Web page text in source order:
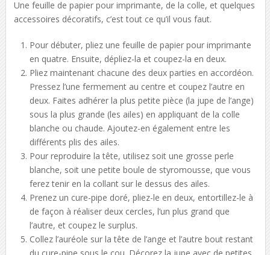
Une feuille de papier pour imprimante, de la colle, et quelques
accessoires décoratifs, c’est tout ce qu’il vous faut.
Pour débuter, pliez une feuille de papier pour imprimante
en quatre. Ensuite, dépliez-la et coupez-la en deux.
Pliez maintenant chacune des deux parties en accordéon.
Pressez l’une fermement au centre et coupez l’autre en
deux. Faites adhérer la plus petite pièce (la jupe de l’ange)
sous la plus grande (les ailes) en appliquant de la colle
blanche ou chaude. Ajoutez-en également entre les
différents plis des ailes.
Pour reproduire la tête, utilisez soit une grosse perle
blanche, soit une petite boule de styromousse, que vous
ferez tenir en la collant sur le dessus des ailes.
Prenez un cure-pipe doré, pliez-le en deux, entortillez-le à
de façon à réaliser deux cercles, l’un plus grand que
l’autre, et coupez le surplus.
Collez l’auréole sur la tête de l’ange et l’autre bout restant